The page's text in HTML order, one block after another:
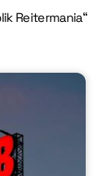
Reitermania“